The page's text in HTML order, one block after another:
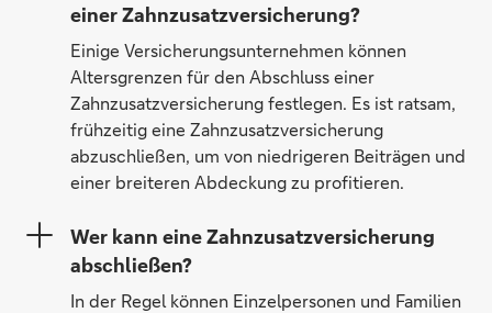
einer Zahnzusatzversicherung?
Einige Versicherungsunternehmen können
Altersgrenzen für den Abschluss einer
Zahnzusatzversicherung festlegen. Es ist ratsam,
frühzeitig eine Zahnzusatzversicherung
abzuschließen, um von niedrigeren Beiträgen und
einer breiteren Abdeckung zu profitieren.
Wer kann eine Zahnzusatzversicherung
abschließen?
In der Regel können Einzelpersonen und Familien